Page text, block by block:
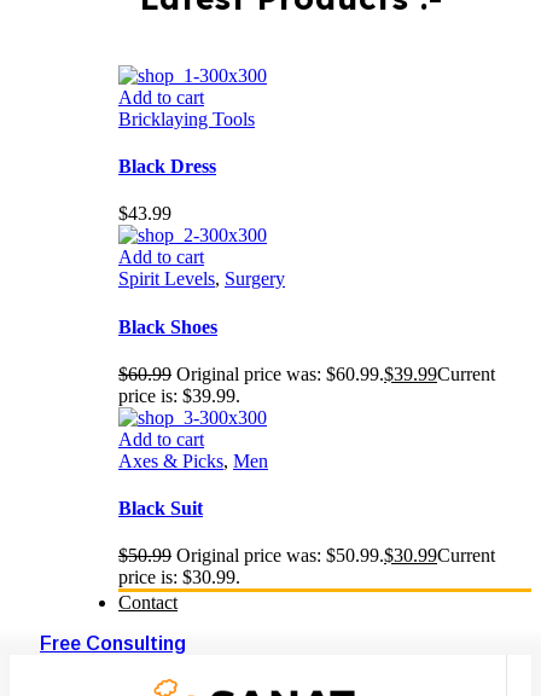
Add to cart
Bricklaying Tools
Black Dress
$43.99
Add to cart
Spirit Levels, Surgery
Black Shoes
$60.99 Original price was: $60.99.$39.99Current
price is: $39.99.
Add to cart
Axes & Picks, Men
Black Suit
$50.99 Original price was: $50.99.$30.99Current
price is: $30.99.
Contact
Free Consulting